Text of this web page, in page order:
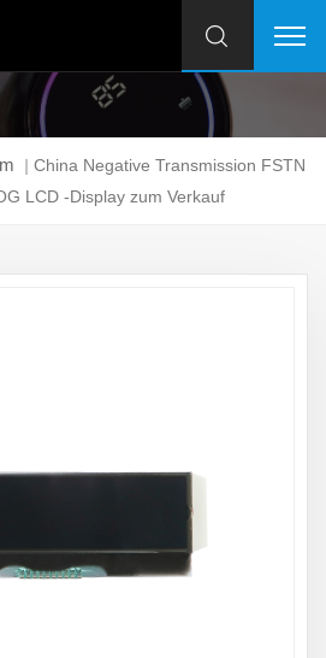
| China Negative Transmission FSTN
LCD -Display zum Verkauf